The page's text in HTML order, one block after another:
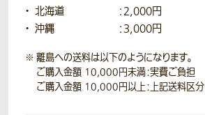
北海道
：2,000円
沖縄
：3,000円
離島への送料は以下のようになります。
ご購入金額 10,000円未満：実費ご負担
ご購入金額 10,000円以上：上記送料区分